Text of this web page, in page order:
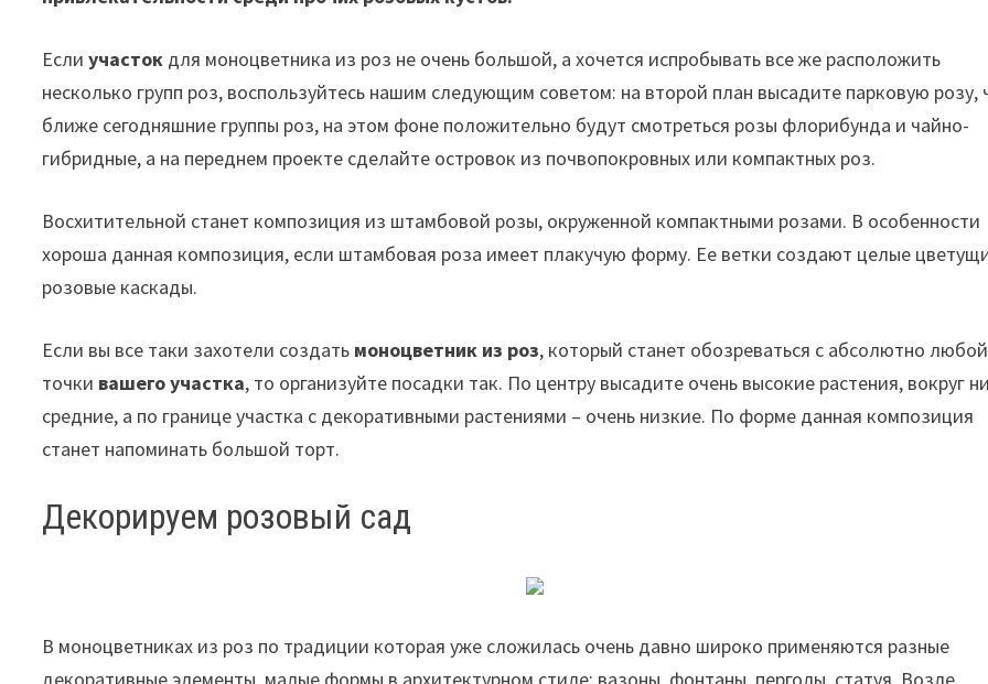
Еслиучасток для моноцветника из роз не очень большой, а хочется испробывать все же расположить
несколько групп роз, воспользуйтесь нашим следующим советом: на второй план высадите парковую розу,
ближе сегодняшние группы роз, на этом фоне положительно будут смотреться розы флорибунда и чайно-
гибридные, а на переднем проекте сделайте островок из почвопокровных или компактных роз.
Восхитительной станет композиция из штамбовой розы, окруженной компактными розами. В особенности
хороша данная композиция, если штамбовая роза имеет плакучую форму. Ее ветки создают целые
розовые каскады.
Если вы все таки захотели создать моноцветник из роз, который станет обозреваться с абсолютно любой
точки вашего участка, то организуйте посадки так. По центру высадите очень высокие растения, вокруг
средние, а по границе участка с декоративными растениями – очень низкие. По форме данная композиция
станет напоминать большой торт.
Декорируем розовый сад
В моноцветниках из роз по традиции которая уже сложилась очень давно широко применяются разные